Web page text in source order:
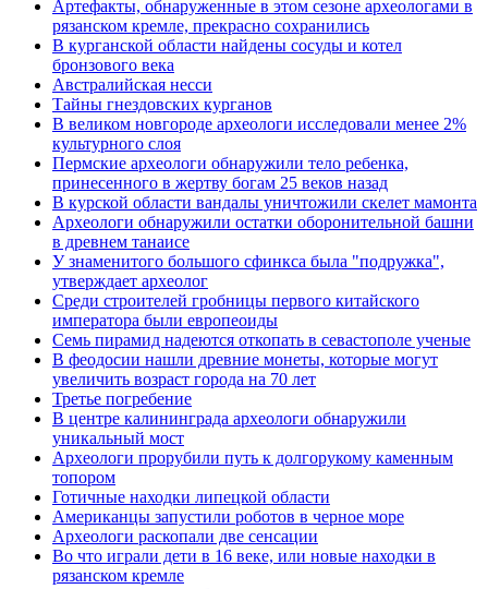
Артефакты, обнаруженные в этом сезоне археологами в
рязанском кремле, прекрасно сохранились
В курганской области найдены сосуды и котел
бронзового века
Австралийская несси
Тайны гнездовских курганов
В великом новгороде археологи исследовали менее 2%
культурного слоя
Пермские археологи обнаружили тело ребенка,
принесенного в жертву богам 25 веков назад
В курской области вандалы уничтожили скелет мамонта
Археологи обнаружили остатки оборонительной башни
в древнем танаисе
У знаменитого большого сфинкса была "подружка",
утверждает археолог
Среди строителей гробницы первого китайского
императора были европеоиды
Семь пирамид надеются откопать в севастополе ученые
В феодосии нашли древние монеты, которые могут
увеличить возраст города на 70 лет
Третье погребение
В центре калининграда археологи обнаружили
уникальный мост
Археологи прорубили путь к долгорукому каменным
топором
Готичные находки липецкой области
Американцы запустили роботов в черное море
Археологи раскопали две сенсации
Во что играли дети в 16 веке, или новые находки в
рязанском кремле